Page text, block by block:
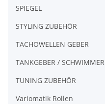
SPIEGEL
STYLING ZUBEHÖR
TACHOWELLEN GEBER
TANKGEBER / SCHWIMMER
TUNING ZUBEHÖR
Variomatik Rollen